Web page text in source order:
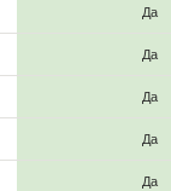
Да
Да
Да
Да
Да